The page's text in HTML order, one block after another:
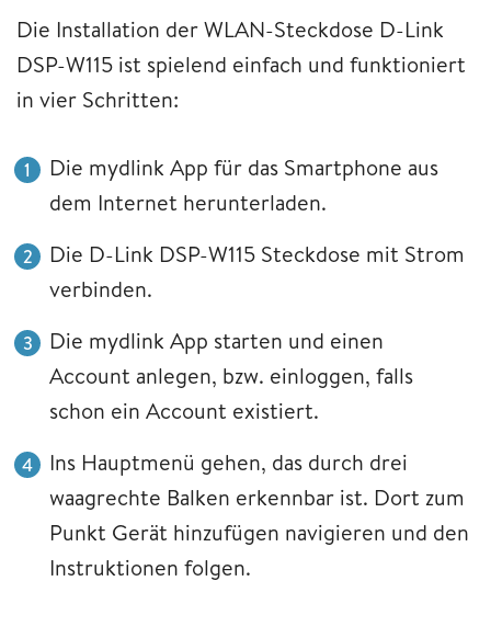
Die Installation der WLAN-Steckdose D-Link
DSP-W115 ist spielend einfach und funktioniert
in vier Schritten:
Die mydlink App für das Smartphone aus
dem Internet herunterladen.
Die D-Link DSP-W115 Steckdose mit Strom
verbinden.
Die mydlink App starten und einen
Account anlegen, bzw. einloggen, falls
schon ein Account existiert.
Ins Hauptmenü gehen, das durch drei
waagrechte Balken erkennbar ist. Dort zum
Punkt Gerät hinzufügen navigieren und den
Instruktionen folgen.